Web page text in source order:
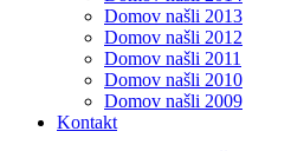
Domov našli 2013
Domov našli 2012
Domov našli 2011
Domov našli 2010
Domov našli 2009
Kontakt